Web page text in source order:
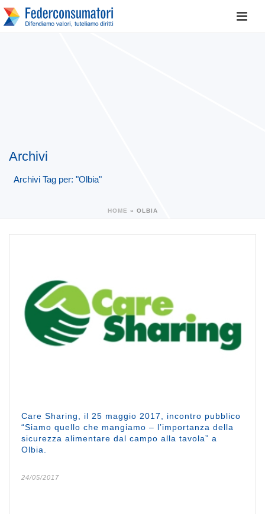
Archivi
Archivi Tag per: "Olbia"
HOME » OLBIA
Care Sharing, il 25 maggio 2017, incontro pubblico
“Siamo quello che mangiamo – l’importanza della
sicurezza alimentare dal campo alla tavola” a
Olbia.
24/05/2017